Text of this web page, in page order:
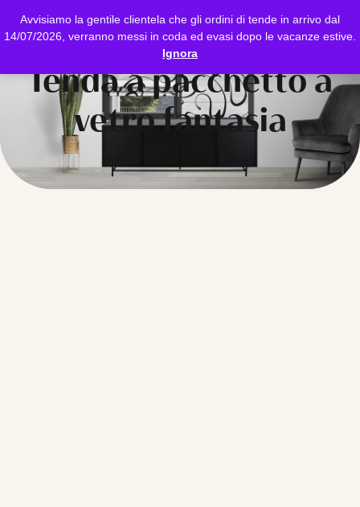
Avvisiamo la gentile clientela che gli ordini di tende in arrivo dal
14/07/2026, verranno messi in coda ed evasi dopo le vacanze estive.
Ignora
Tenda a pacchetto a
vetro fantasia